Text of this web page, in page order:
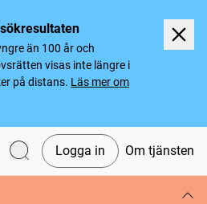
än 100 år och
visas inte längre i
på distans. Läs mer om
Logga in Om tjänsten